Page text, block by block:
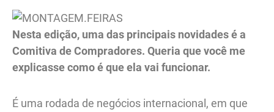
Nesta edição, uma das principais novidades é a
Comitiva de Compradores. Queria que você me
explicasse como é que ela vai funcionar.
É uma rodada de negócios internacional, em que